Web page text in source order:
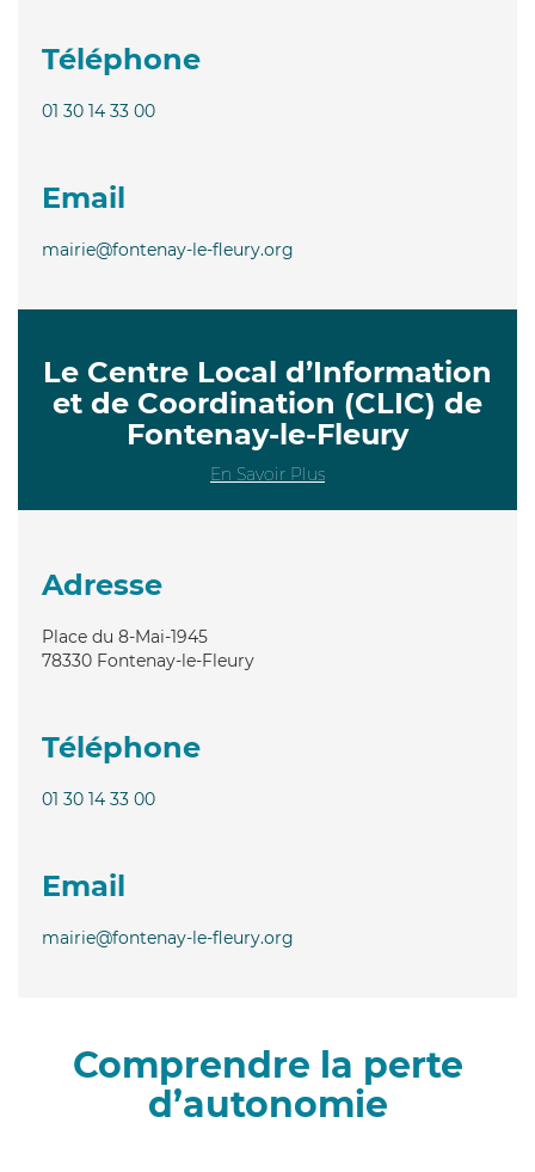
Téléphone
01 30 14 33 00
Email
mairie@fontenay-le-fleury.org
Le Centre Local d’Information
et de Coordination (CLIC) de
Fontenay-le-Fleury
En Savoir Plus
Adresse
Place du 8-Mai-1945
78330 Fontenay-le-Fleury
Téléphone
01 30 14 33 00
Email
mairie@fontenay-le-fleury.org
Comprendre la perte
d’autonomie